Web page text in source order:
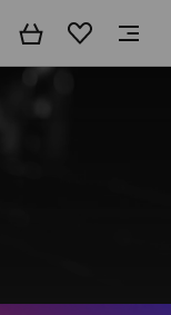
WarenkorbMerkliste